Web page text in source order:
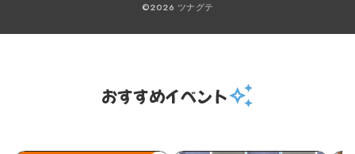
©2026 ツナグテ
おすすめイベントauto_awesome